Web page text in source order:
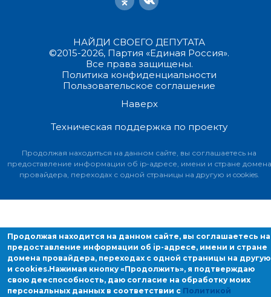
НАЙДИ СВОЕГО ДЕПУТАТА
©2015-2026, Партия «Единая Россия».
Все права защищены.
Политика конфиденциальности
Пользовательское соглашение
Наверх
Техническая поддержка по проекту
Продолжая находиться на данном сайте, вы соглашаетесь на
предоставление информации об ip-адресе, имени и стране домена
провайдера, переходах с одной страницы на другую и cookies.
Продолжая находится на данном сайте, вы соглашаетесь на
предоставление информации об ip-адресе, имени и стране
домена провайдера, переходах с одной страницы на другую
и cookies.Нажимая кнопку «Продолжить», я подтверждаю
свою дееспособность, даю согласие на обработку моих
персональных данных в соответствии с Политикой